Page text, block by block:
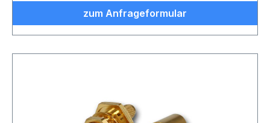
zum Anfrageformular